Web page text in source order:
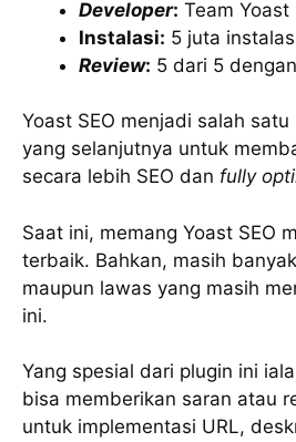
Developer: Team Yoast
Instalasi: 5 juta
Review: 5 dari 5
Yoast SEO menjadi salah
yang selanjutnya untuk
secara lebih SEO dan fully
Saat ini, memang Yoast SEO
terbaik. Bahkan, masih
maupun lawas yang masih
ini.
Yang spesial dari plugin ini
bisa memberikan saran atau
untuk implementasi URL,